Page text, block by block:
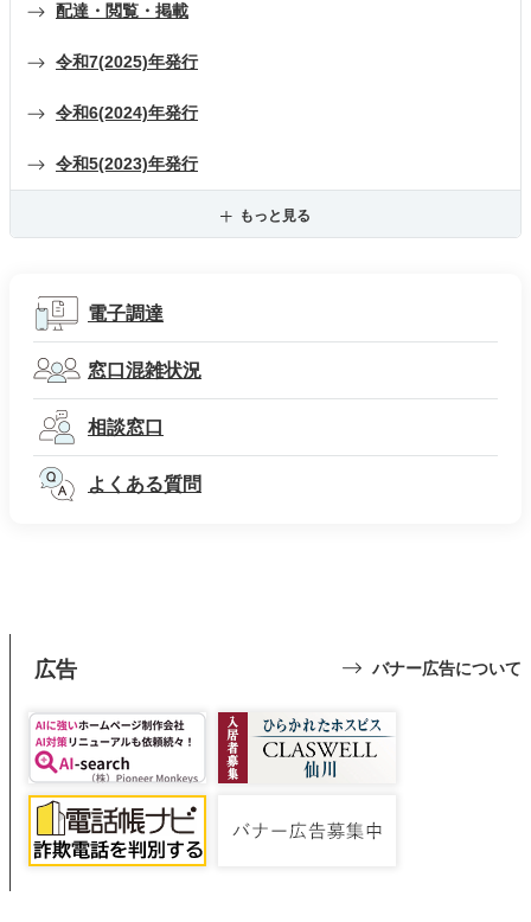
配達・閲覧・掲載
令和7(2025)年発行
令和6(2024)年発行
令和5(2023)年発行
もっと見る
電子調達
窓口混雑状況
相談窓口
よくある質問
広告 バナー広告について